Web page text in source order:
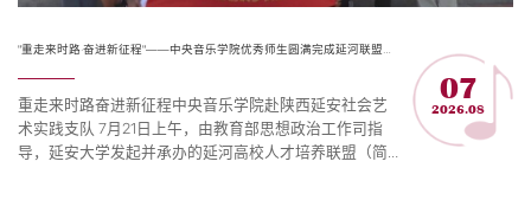
重走来时路奋进新征程中央音乐学院赴陕西延安社会艺
术实践支队 7⽉21⽇上午，由教育部思想政治工作司指
导，延安⼤学发起并承办的延河⾼校⼈才培养联盟（简
07
2026.08